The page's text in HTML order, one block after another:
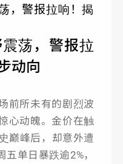
荡，警报拉
动向
前所未有的剧烈波
心动魄。金价在触
巅峰后，却意外遭
单日暴跌逾2%，